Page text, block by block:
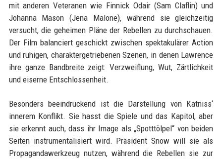
mit anderen Veteranen wie Finnick Odair (Sam Claflin) und
Johanna Mason (Jena Malone), während sie gleichzeitig
versucht, die geheimen Pläne der Rebellen zu durchschauen.
Der Film balanciert geschickt zwischen spektakulärer Action
und ruhigen, charaktergetriebenen Szenen, in denen Lawrence
ihre ganze Bandbreite zeigt: Verzweiflung, Wut, Zärtlichkeit
und eiserne Entschlossenheit.
Besonders beeindruckend ist die Darstellung von Katniss‘
innerem Konflikt. Sie hasst die Spiele und das Kapitol, aber
sie erkennt auch, dass ihr Image als „Spotttölpel“ von beiden
Seiten instrumentalisiert wird. Präsident Snow will sie als
Propagandawerkzeug nutzen, während die Rebellen sie zur